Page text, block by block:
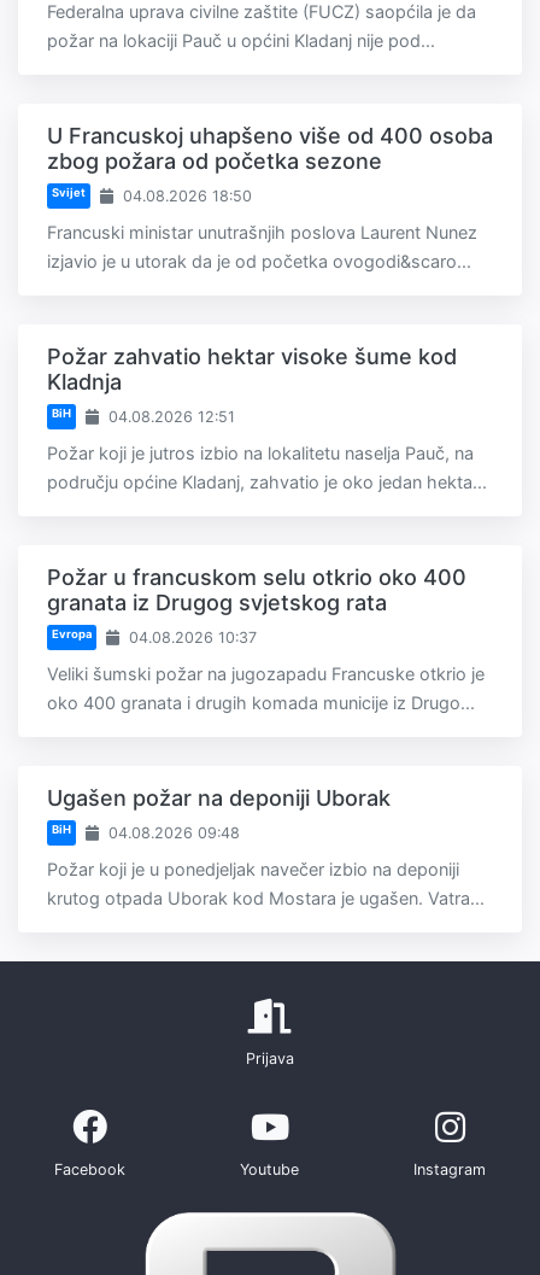
Federalna uprava civilne zaštite (FUCZ) saopćila je da
požar na lokaciji Pauč u općini Kladanj nije pod...
U Francuskoj uhapšeno više od 400 osoba
zbog požara od početka sezone
Svijet 04.08.2026 18:50
Francuski ministar unutrašnjih poslova Laurent Nunez
izjavio je u utorak da je od početka ovogodi&scaro...
Požar zahvatio hektar visoke šume kod
Kladnja
BiH 04.08.2026 12:51
Požar koji je jutros izbio na lokalitetu naselja Pauč, na
području općine Kladanj, zahvatio je oko jedan hekta...
Požar u francuskom selu otkrio oko 400
granata iz Drugog svjetskog rata
Evropa 04.08.2026 10:37
Veliki šumski požar na jugozapadu Francuske otkrio je
oko 400 granata i drugih komada municije iz Drugo...
Ugašen požar na deponiji Uborak
BiH 04.08.2026 09:48
Požar koji je u ponedjeljak navečer izbio na deponiji
krutog otpada Uborak kod Mostara je ugašen. Vatra...
Prijava
Facebook Youtube Instagram